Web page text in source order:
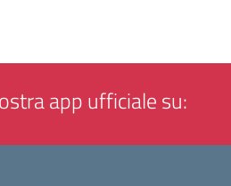
app ufficiale su: